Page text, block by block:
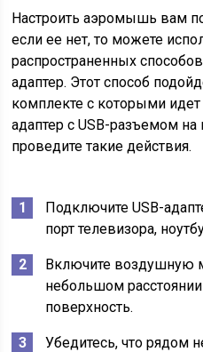
Настроить аэромышь вам
если ее нет, то можете
распространенных
адаптер. Этот способ
комплекте с которыми
адаптер с USB-разъемом
проведите такие действия.
Подключите USB-
порт телевизора,
Включите воздушную
небольшом
поверхность.
Убедитесь, что рядом